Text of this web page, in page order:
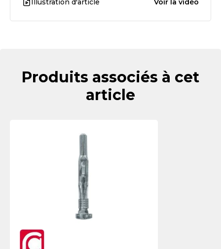
Illustration d'article Voir la vidéo
Produits associés à cet
article